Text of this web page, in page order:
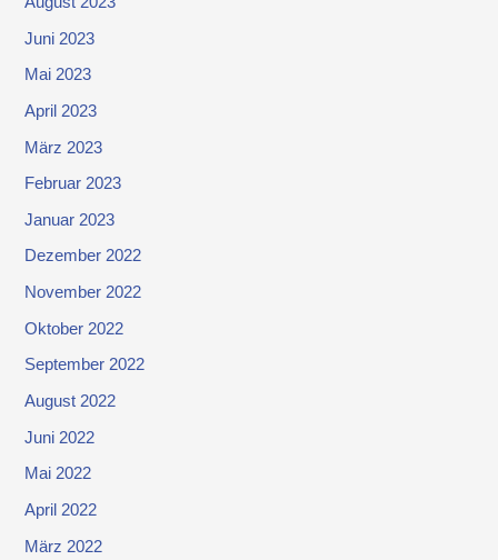
Juni 2023
Mai 2023
April 2023
März 2023
Februar 2023
Januar 2023
Dezember 2022
November 2022
Oktober 2022
September 2022
August 2022
Juni 2022
Mai 2022
April 2022
März 2022